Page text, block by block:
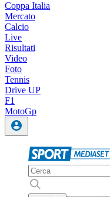
Coppa Italia
Mercato
Calcio
Live
Risultati
Video
Foto
Tennis
Drive UP
F1
MotoGp